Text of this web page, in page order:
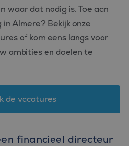
waar dat nodig is. Toe aan
Almere? Bekijk onze
of kom eens langs voor
ambities en doelen te
de vacatures
financieel directeur